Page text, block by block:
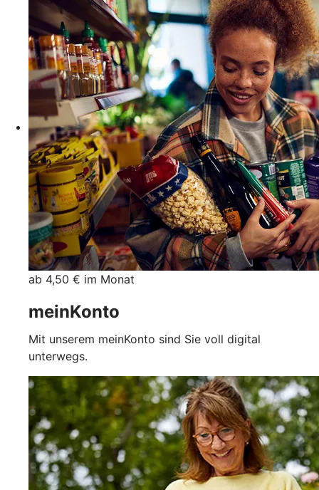
ab 4,50 € im Monat
meinKonto
Mit unserem meinKonto sind Sie voll digital
unterwegs.